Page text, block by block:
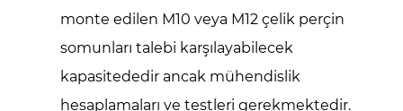
monte edilen M10 veya M12 çelik perçin
somunları talebi karşılayabilecek
kapasitededir ancak mühendislik
hesaplamaları ve testleri gerekmektedir.